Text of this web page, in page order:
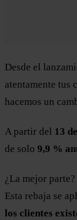
Desde el
atentamente tus
hacemos un
A partir del 13
de solo 9,9 %
¿La mejor
Esta rebaja se
los clientes